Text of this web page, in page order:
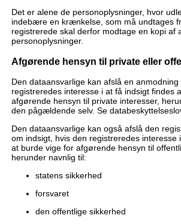
Det er alene de personoplysninger, hvor
indebære en krænkelse, som må undtages
registrerede skal derfor modtage en kopi af
personoplysninger.
Afgørende hensyn til private eller
Den dataansvarlige kan afslå en
registreredes interesse i at få indsigt findes
afgørende hensyn til private interesser,
den pågældende selv. Se
Den dataansvarlige kan også afslå den
om indsigt, hvis den registreredes interesse
at burde vige for afgørende hensyn til
herunder navnlig til:
statens sikkerhed
forsvaret
den offentlige sikkerhed